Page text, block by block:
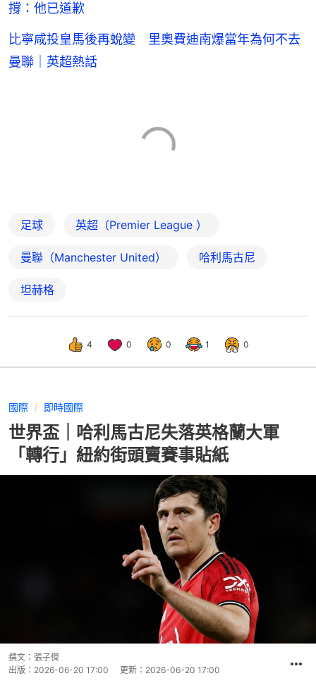
撐：他已道歉
比寧咸投皇馬後再蛻變 里奧費迪南爆當年為何不去
曼聯｜英超熱話
足球 英超（Premier League ）
曼聯（Manchester United） 哈利馬古尼
坦赫格
4 0 0 1 0
國際 即時國際
世界盃｜哈利馬古尼失落英格蘭大軍
「轉行」紐約街頭賣賽事貼紙
撰文： 張子傑
出版： 2026-06-20 17:00 更新： 2026-06-20 17:00